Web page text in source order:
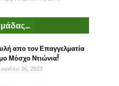
απο τον Επαγγελματία
Μόσχο Ντιώνια!
26, 2023